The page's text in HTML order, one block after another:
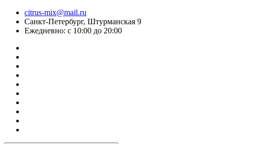
citrus-mix@mail.ru
Санкт-Петербург, Штурманская 9
Ежедневно: с 10:00 до 20:00